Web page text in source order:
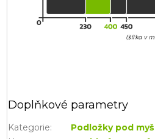
Doplňkové parametry
Kategorie:
Podložky pod myš